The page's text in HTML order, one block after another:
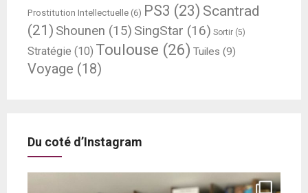
Prostitution Intellectuelle (6) PS3 (23) Scantrad
(21) Shounen (15) SingStar (16) Sortir (5)
Stratégie (10) Toulouse (26) Tuiles (9)
Voyage (18)
Du coté d’Instagram